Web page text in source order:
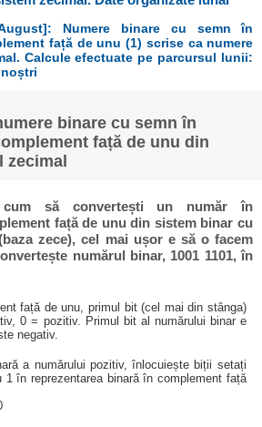
Numere binare cu semn în
față de unu (1) scrise ca numere
Calcule efectuate pe parcursul lunii:
binare cu semn în
față de unu din
zecimal
să convertești un număr în
față de unu din sistem binar cu
zece), cel mai ușor e să o facem
numărul binar, 1001 1101, în
față de unu, primul bit (cel mai din stânga)
0 = pozitiv. Primul bit al numărului binar e
negativ.
a numărului pozitiv, înlocuiește biții setați
în reprezentarea binară în complement față